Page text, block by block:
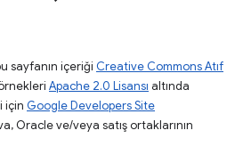
sayfanın içeriği Creative Commons Atıf
Apache 2.0 Lisansı altında
için Google Developers Site
Oracle ve/veya satış ortaklarının